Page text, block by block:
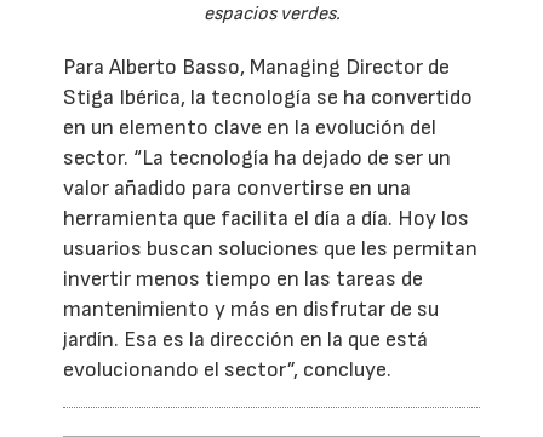
espacios verdes.
Para Alberto Basso, Managing Director de
Stiga Ibérica, la tecnología se ha convertido
en un elemento clave en la evolución del
sector. “La tecnología ha dejado de ser un
valor añadido para convertirse en una
herramienta que facilita el día a día. Hoy los
usuarios buscan soluciones que les permitan
invertir menos tiempo en las tareas de
mantenimiento y más en disfrutar de su
jardín. Esa es la dirección en la que está
evolucionando el sector”, concluye.